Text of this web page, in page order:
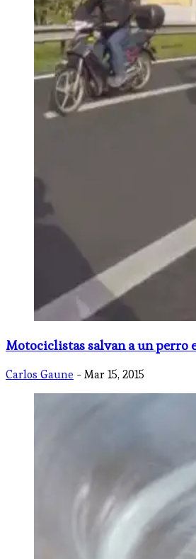
Motociclistas salvan a un perro
Carlos Gaune - Mar 15, 2015